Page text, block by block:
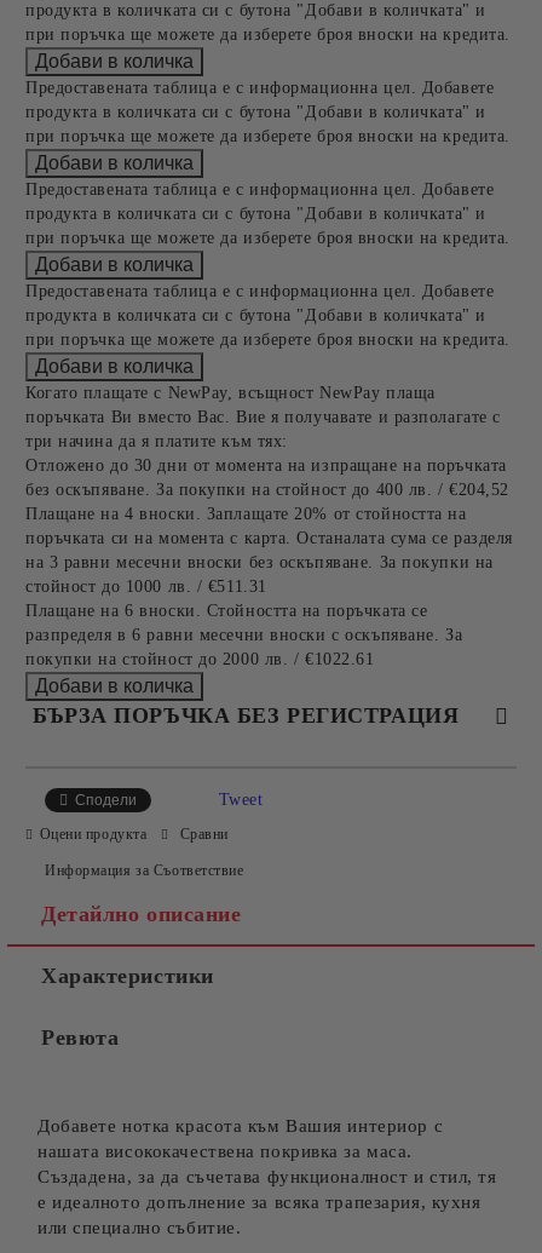
продукта в количката си с бутона "Добави в количката" и
при поръчка ще можете да изберете броя вноски на кредита.
Предоставената таблица е с информационна цел. Добавете
продукта в количката си с бутона "Добави в количката" и
при поръчка ще можете да изберете броя вноски на кредита.
Предоставената таблица е с информационна цел. Добавете
продукта в количката си с бутона "Добави в количката" и
при поръчка ще можете да изберете броя вноски на кредита.
Предоставената таблица е с информационна цел. Добавете
продукта в количката си с бутона "Добави в количката" и
при поръчка ще можете да изберете броя вноски на кредита.
Когато плащате с NewPay, всъщност NewPay плаща
поръчката Ви вместо Вас. Вие я получавате и разполагате с
три начина да я платите към тях:
Отложено до 30 дни от момента на изпращане на поръчката
без оскъпяване. За покупки на стойност до 400 лв. / €204,52
Плащане на 4 вноски. Заплащате 20% от стойността на
поръчката си на момента с карта. Останалата сума се разделя
на 3 равни месечни вноски без оскъпяване. За покупки на
стойност до 1000 лв. / €511.31
Плащане на 6 вноски. Стойността на поръчката се
разпределя в 6 равни месечни вноски с оскъпяване. За
покупки на стойност до 2000 лв. / €1022.61
БЪРЗА ПОРЪЧКА БЕЗ РЕГИСТРАЦИЯ
Ние ще се свържем с вас в рамките на работния ден.
Сподели Tweet
Оцени продукта Сравни
Информация за Съответствие
Детайлно описание
Характеристики
Ревюта
Добавете нотка красота към Вашия интериор с
нашата висококачествена покривка за маса.
Създадена, за да съчетава функционалност и стил, тя
е идеалното допълнение за всяка трапезария, кухня
или специално събитие.